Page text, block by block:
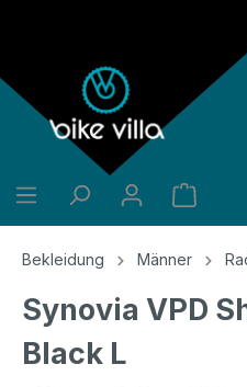
Bekleidung Männer
Synovia VPD
Black L